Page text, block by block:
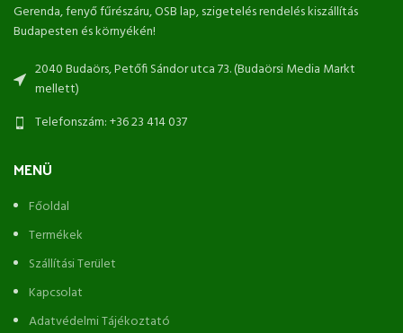
Gerenda, fenyő fűrészáru, OSB lap, szigetelés rendelés kiszállítás
Budapesten és környékén!
2040 Budaörs, Petőfi Sándor utca 73. (Budaörsi Media Markt
mellett)
Telefonszám: +36 23 414 037
MENÜ
Főoldal
Termékek
Szállítási Terület
Kapcsolat
Adatvédelmi Tájékoztató